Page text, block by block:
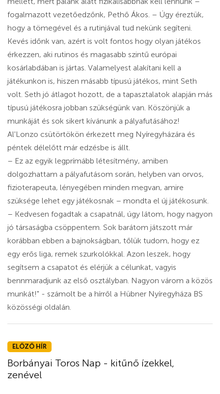
fogalmazott vezetőedzőnk, Pethő Ákos. – Úgy éreztük,
hogy a tömegével és a rutinjával tud nekünk segíteni.
Kevés időnk van, azért is volt fontos hogy olyan játékos
érkezzen, aki rutinos és magasabb szintű európai
kosárlabdában is jártas. Valamelyest alakítani kell a
játékunkon is, hiszen másabb típusú játékos, mint Seth
volt. Seth jó átlagot hozott, de a tapasztalatok alapján más
típusú játékosra jobban szükségünk van. Köszönjük a
munkáját és sok sikert kívánunk a pályafutásához!
Al'Lonzo csütörtökön érkezett meg Nyíregyházára és
péntek délelőtt már edzésbe is állt.
– Ez az egyik legprímább létesítmény, amiben
dolgozhattam a pályafutásom során, helyben van orvos,
fizioterapeuta, lényegében minden megvan, amire
szüksége lehet egy játékosnak – mondta el új játékosunk.
– Kedvesen fogadtak a csapatnál, úgy látom, hogy nagyon
jó társaságba csöppentem. Sok barátom játszott már
korábban ebben a bajnokságban, tőlük tudom, hogy ez
egy erős liga, remek szurkolókkal. Azon leszek, hogy
segítsem a csapatot és elérjük a célunkat, vagyis
bennmaradjunk az első osztályban. Nagyon várom a közös
munkát!" - számolt be a hírről a Hübner Nyíregyháza BS
közösségi oldalán.
ELŐZŐ HÍR
Borbányai Toros Nap - kitűnő ízekkel,
zenével